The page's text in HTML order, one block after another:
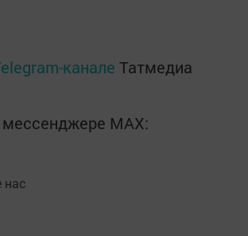
канале Татмедиа
мессенджере MАХ:
нас